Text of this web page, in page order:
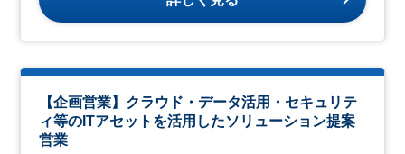
【企画営業】クラウド・データ活用・セキュリテ
ィ等のITアセットを活用したソリューション提案
営業